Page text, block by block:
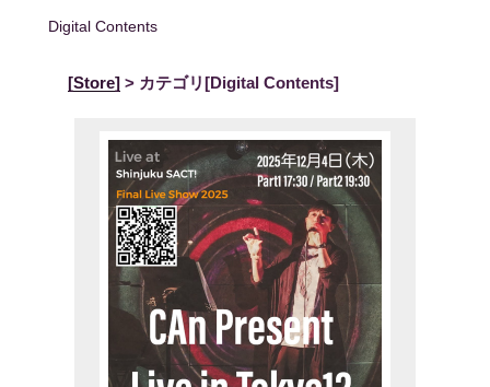
Digital Contents
[Store]> カテゴリ[Digital Contents]